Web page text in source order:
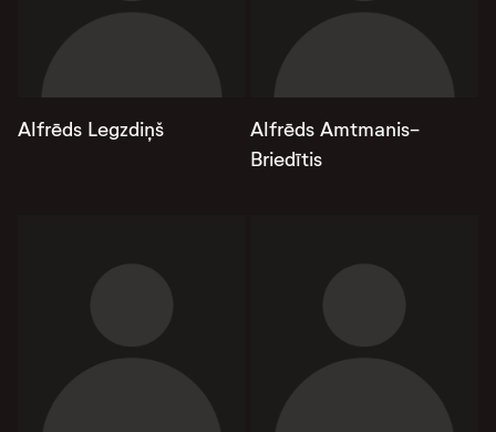
Alfrēds Legzdiņš
Alfrēds Amtmanis-
Briedītis